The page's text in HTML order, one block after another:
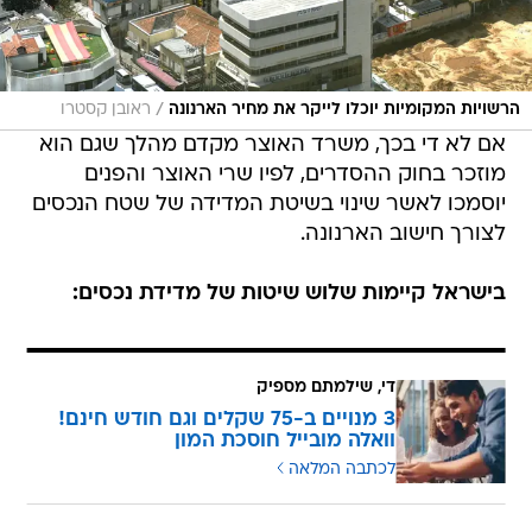
הרשויות המקומיות יוכלו לייקר את מחיר הארנונה / ראובן קסטרו
אם לא די בכך, משרד האוצר מקדם מהלך שגם הוא
מוזכר בחוק ההסדרים, לפיו שרי האוצר והפנים
יוסמכו לאשר שינוי בשיטת המדידה של שטח הנכסים
לצורך חישוב הארנונה.
בישראל קיימות שלוש שיטות של מדידת נכסים:
די, שילמתם מספיק
3 מנויים ב-75 שקלים וגם חודש חינם!
וואלה מובייל חוסכת המון
לכתבה המלאה